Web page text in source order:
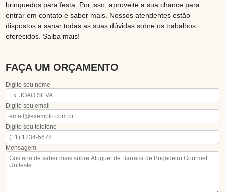
brinquedos para festa. Por isso, aproveite a sua chance para
entrar em contato e saber mais. Nossos atendentes estão
dispostos a sanar todas as suas dúvidas sobre os trabalhos
oferecidos. Saiba mais!
FAÇA UM ORÇAMENTO
Digite seu nome
Digite seu email
Digite seu telefone
Mensagem